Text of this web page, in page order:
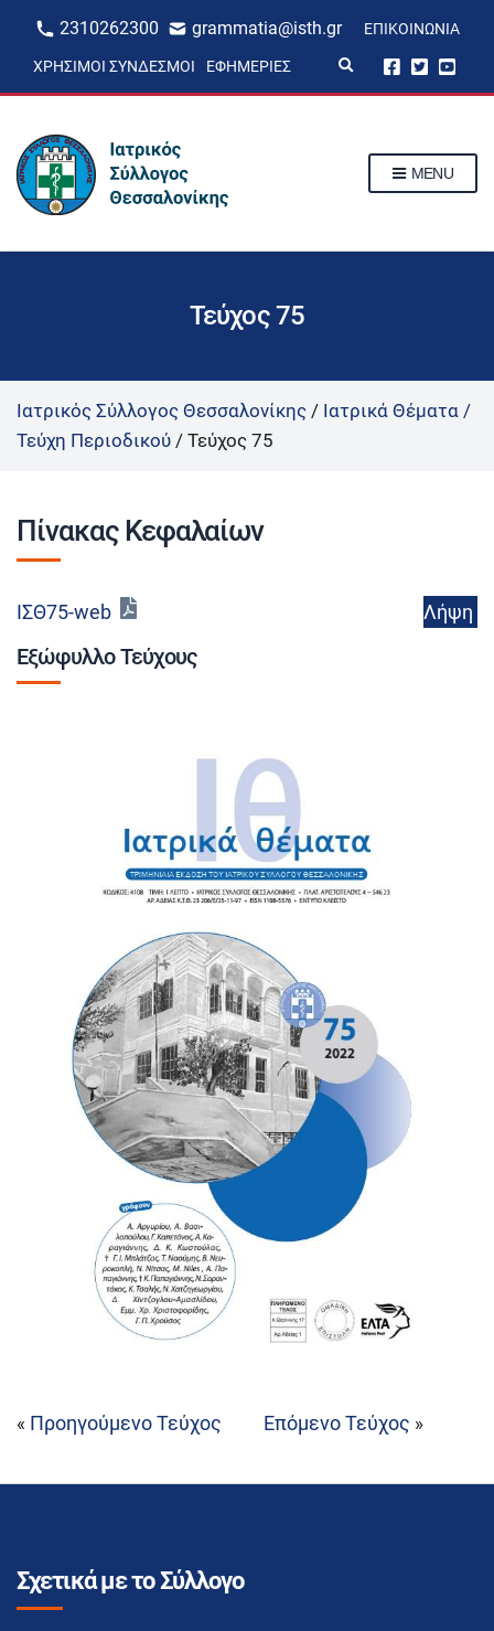
2310262300 grammatia@isth.gr ΕΠΙΚΟΙΝΩΝΊΑ
ΧΡΉΣΙΜΟΙ ΣΎΝΔΕΣΜΟΙ ΕΦΗΜΕΡΊΕΣ
p
MENU
Τεύχος 75
Ιατρικός Σύλλογος Θεσσαλονίκης / Ιατρικά Θέματα /
Τεύχη Περιοδικού / Τεύχος 75
Πίνακας Κεφαλαίων
ΙΣΘ75-web Λήψη
Εξώφυλλο Τεύχους
« Προηγούμενο Τεύχος Επόμενο Τεύχος »
Σχετικά με το Σύλλογο